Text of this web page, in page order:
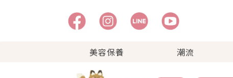
美容保養 潮流